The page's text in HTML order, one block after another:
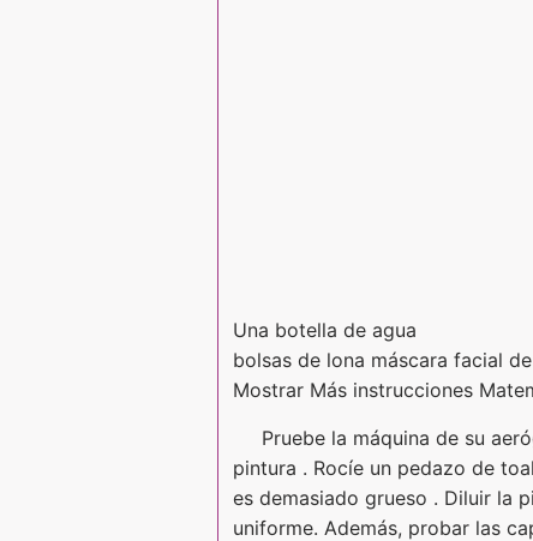
Una botella de agua
bolsas de lona máscara facial de
Mostrar Más instrucciones
Pruebe la máquina de su
pintura . Rocíe un pedazo de
es demasiado grueso . Diluir la
uniforme. Además, probar las